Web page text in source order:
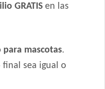
GRATIS en las
mascotas.
sea igual o